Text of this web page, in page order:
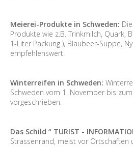
Meierei-Produkte in Schweden:
Produkte wie z.B. Trinkmilch, Quark,
1-Liter Packung ), Blaubeer-Suppe,
empfehlenswert.
Winterreifen in Schweden:
Schweden vom 1. November bis
vorgeschrieben.
Das Schild “ TURIST -
Strassenrand, meist vor Ortschaften